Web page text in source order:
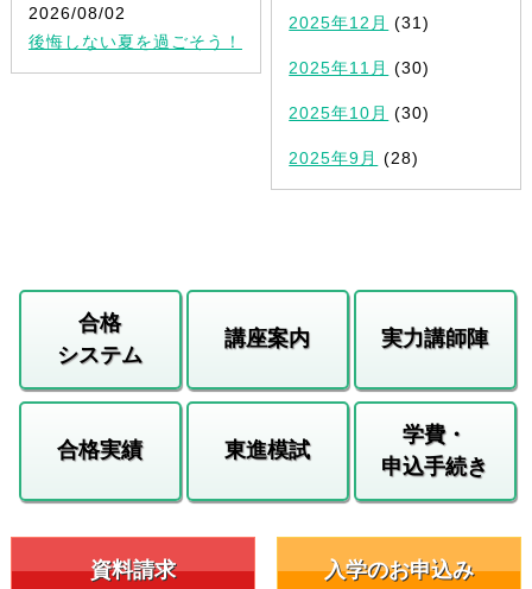
2026/08/02
後悔しない夏を過ごそう！
2025年12月 (31)
2025年11月 (30)
2025年10月 (30)
2025年9月 (28)
合格
システム
講座案内 実力講師陣
合格実績 東進模試
学費・
申込手続き
資料請求 入学のお申込み